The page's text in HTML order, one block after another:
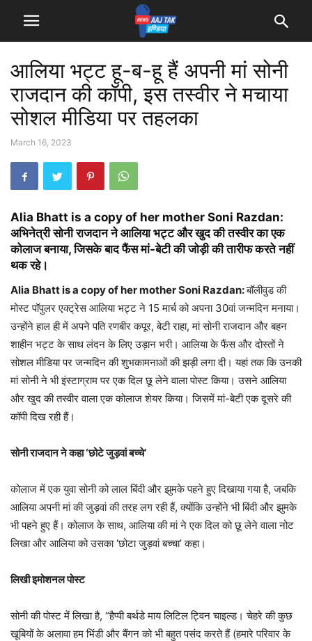
आलिया भट्ट हू-ब-हू हैं अपनी मां सोनी
राजदान की कॉपी, इस तस्वीर ने मचाया
सोशल मीडिया पर तहलका
March 16, 2023
Alia Bhatt is a copy of her mother Soni Razdan:
अभिनेत्री सोनी राजदान ने आलिया भट्ट और खुद की तस्वीर का एक
कोलाज बनाया, जिसके बाद फैंस मां-बेटी की जोड़ी की तारीफ करते नहीं
थक रहे।
Alia Bhatt is a copy of her mother Soni Razdan:बॉलीवुड की
मोस्ट पॉपुलर एक्ट्रेस आलिया भट्ट ने 15 मार्च को अपना 30वां जन्मदिन मनाया।
उन्होंने हाल ही में अपने पति रणबीर कपूर, बेटी राहा, मां सोनी राजदान और बहन
शाहीन भट्ट के साथ लंदन के लिए उड़ान भरी। आलिया के फैंस और दोस्तों ने
सोशल मीडिया पर जन्मदिन की शुभकामनाओं की झड़ी लगा दी। यहां तक कि उनकी
मां सोनी ने भी इंस्टाग्राम पर एक दिल छू लेने वाला पोस्ट किया। उसने आलिया
और खुद की तस्वीर वाला एक कोलाज शेयर किया। जिसमें मां-बेटी एक दूसरे की
कॉपी दिख रही हैं।
सोनी राजदान ने कहा ‘छोटे जुड़वां बच्चे’
कोलाज में एक युवा सोनी को लाल बिंदी और झुमके पहने हुए दिखाया गया है, जबकि
आलिया अपनी मां की जुड़वां की तरह लग रही हैं, क्योंकि उन्होंने भी बिंदी और झुमके
भी पहने हुए हैं। कोलाज के साथ, आलिया की मां ने एक दिल को छू लेने वाला नोट
लिखा और आलिया को उसका ‘छोटा जुड़वां बच्चा’ कहा।
लिखी इमोशनल पोस्ट
सोनी की पोस्ट में लिखा है, “हैप्पी बर्थडे माय लिटिल ट्विन चाइल्ड। चेहरे की कुछ
खूबियों के अलावा हम भिंडी और बैंगन को भी बहुत पसंद करते हैं (हमारे परिवार के